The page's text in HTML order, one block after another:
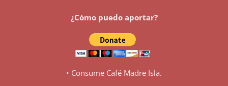
¿Cómo puedo aportar?
• Consume Café Madre Isla.